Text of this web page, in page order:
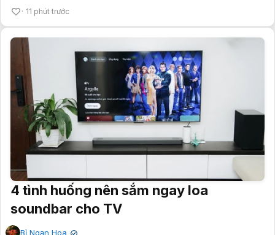
11 phút trước
4 tình huống nên sắm ngay loa
soundbar cho TV
Bỉ Ngạn Hoa